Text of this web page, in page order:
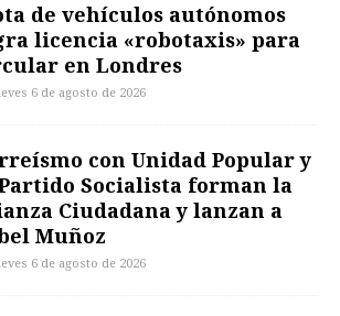
de vehículos autónomos
licencia «robotaxis» para
en Londres
6 de agosto de 2026
con Unidad Popular y
Socialista forman la
Ciudadana y lanzan a
Muñoz
6 de agosto de 2026